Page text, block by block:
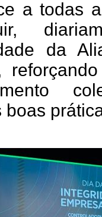
a todas
da
boas